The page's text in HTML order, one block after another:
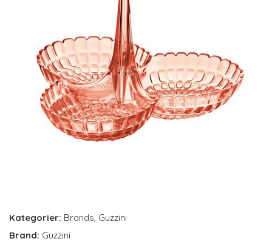
Kategorier: Brands, Guzzini
Brand: Guzzini